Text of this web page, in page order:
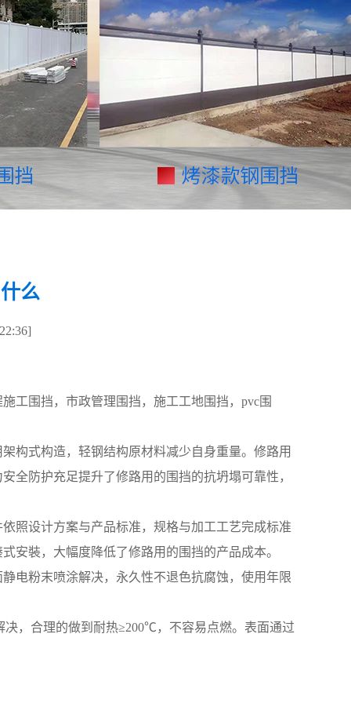
么
工围挡，市政管理围挡，施工工地围挡，pvc围
构式构造，轻钢结构原材料减少自身重量。修路用
全防护充足提升了修路用的围挡的抗坍塌可靠性，
照设计方案与产品标准，规格与加工工艺完成标准
安裝，大幅度降低了修路用的围挡的产品成本。
电粉末喷涂解决，永久性不退色抗腐蚀，使用年限
，合理的做到耐热≥200℃，不容易点燃。表面通过